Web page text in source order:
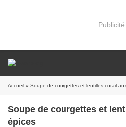
Publicité
Accueil » Soupe de courgettes et lentilles corail
Soupe de courgettes et
épices